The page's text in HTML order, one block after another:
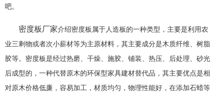
吧。
密度板厂家介绍密度板属于人造板的一种类型，主要是利用农
业三剩物或者次小薪材等为主原材料，其主要成分是木质纤维、树脂
胶等。密度板是经过热磨、干燥、施胶、铺装、热压、后处理、砂光
后成型的，一种代替原木的环保型家具建材替代品，其主要优点是相
对原木价格低廉，容易加工，材质均匀，物理性能好，在添加石蜡等